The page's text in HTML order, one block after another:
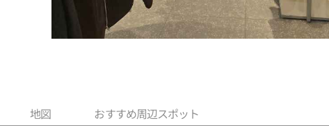
地図 おすすめ周辺スポット